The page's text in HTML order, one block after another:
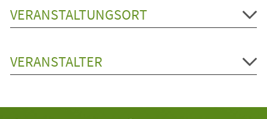
VERANSTALTUNGSORT
VERANSTALTER